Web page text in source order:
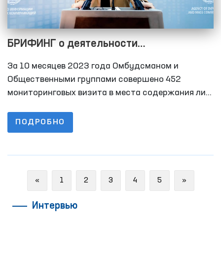
БРИФИНГ о деятельности
Уполномоченного по правам человека
(омбудсмана) Олий Мажлиса года по
выявлению и предотвращению случаев
За 10 месяцев 2023 года Омбудсманом и
Общественными группами совершено 452
мониторинговых визита в места содержания лиц
месяцев 2022 года этот показатель составил
297.
ПОДРОБНО
«Previous
1 2 3 4 5 »Next
Интервью